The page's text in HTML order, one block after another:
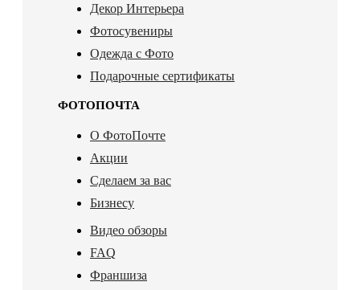
Декор Интерьера
Фотосувениры
Одежда с Фото
Подарочные сертификаты
ФОТОПОЧТА
О ФотоПочте
Акции
Сделаем за вас
Бизнесу
Видео обзоры
FAQ
Франшиза